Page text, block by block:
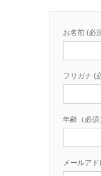
お名前 (必
フリガナ (
年齢（必須
メールア